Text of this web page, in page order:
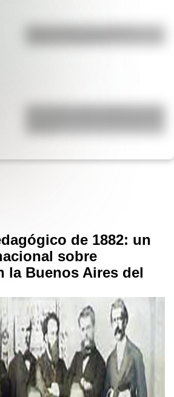
Duda resuelta: ¿es el Truco
San Martín y Simón Bolívar: así fue
de 1882: un
sobre
la Buenos Aires del